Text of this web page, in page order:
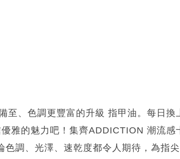
至、色調更豐富的升級 指甲油。每日換
雅的魅力吧！集齊ADDICTION 潮流感
調、光澤、速乾度都令人期待，為指尖